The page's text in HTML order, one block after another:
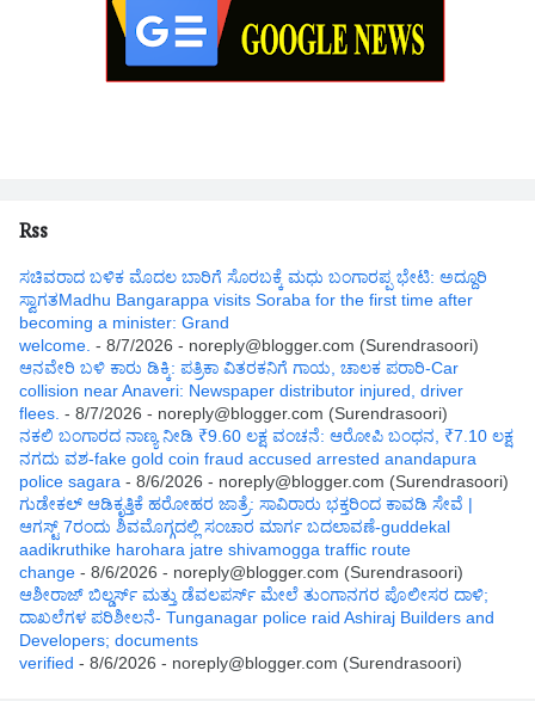
Rss
ಸಚಿವರಾದ ಬಳಿಕ ಮೊದಲ ಬಾರಿಗೆ ಸೊರಬಕ್ಕೆ ಮಧು ಬಂಗಾರಪ್ಪ ಭೇಟಿ: ಅದ್ದೂರಿ
ಸ್ವಾಗತMadhu Bangarappa visits Soraba for the first time after
becoming a minister: Grand
welcome. - 8/7/2026 - noreply@blogger.com (Surendrasoori)
ಆನವೇರಿ ಬಳಿ ಕಾರು ಡಿಕ್ಕಿ: ಪತ್ರಿಕಾ ವಿತರಕನಿಗೆ ಗಾಯ, ಚಾಲಕ ಪರಾರಿ-Car
collision near Anaveri: Newspaper distributor injured, driver
flees. - 8/7/2026 - noreply@blogger.com (Surendrasoori)
ನಕಲಿ ಬಂಗಾರದ ನಾಣ್ಯ ನೀಡಿ ₹9.60 ಲಕ್ಷ ವಂಚನೆ: ಆರೋಪಿ ಬಂಧನ, ₹7.10 ಲಕ್ಷ
ನಗದು ವಶ-fake gold coin fraud accused arrested anandapura
police sagara - 8/6/2026 - noreply@blogger.com (Surendrasoori)
ಗುಡೇಕಲ್ ಆಡಿಕೃತ್ತಿಕೆ ಹರೋಹರ ಜಾತ್ರೆ: ಸಾವಿರಾರು ಭಕ್ತರಿಂದ ಕಾವಡಿ ಸೇವೆ |
ಆಗಸ್ಟ್ 7ರಂದು ಶಿವಮೊಗ್ಗದಲ್ಲಿ ಸಂಚಾರ ಮಾರ್ಗ ಬದಲಾವಣೆ-guddekal
aadikruthike harohara jatre shivamogga traffic route
change - 8/6/2026 - noreply@blogger.com (Surendrasoori)
ಆಶೀರಾಜ್ ಬಿಲ್ಡರ್ಸ್ ಮತ್ತು ಡೆವಲಪರ್ಸ್ ಮೇಲೆ ತುಂಗಾನಗರ ಪೊಲೀಸರ ದಾಳಿ;
ದಾಖಲೆಗಳ ಪರಿಶೀಲನೆ- Tunganagar police raid Ashiraj Builders and
Developers; documents
verified - 8/6/2026 - noreply@blogger.com (Surendrasoori)